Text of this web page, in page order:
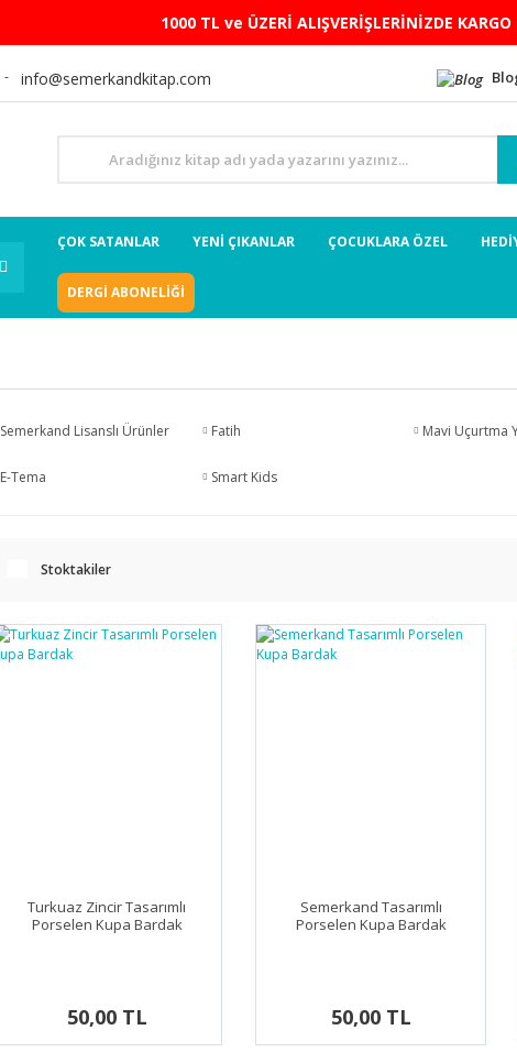
1000 TL ve ÜZERİ ALIŞVERİŞLERİNİZDE KARGO
info@semerkandkitap.com
ÇOK SATANLAR YENİ ÇIKANLAR ÇOCUKLARA ÖZEL
DERGİ ABONELİĞİ
Semerkand Lisanslı Ürünler Fatih Mavi Uçurtma
E-Tema Smart Kids
Stoktakiler
Turkuaz Zincir Tasarımlı
Porselen Kupa Bardak
50,00 TL
Semerkand Tasarımlı
Porselen Kupa Bardak
50,00 TL